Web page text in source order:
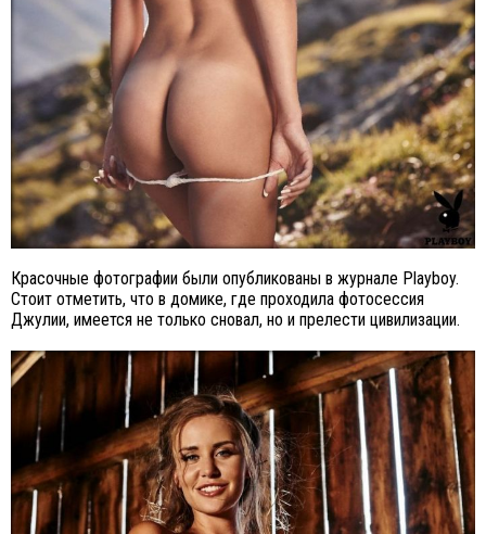
Красочные фотографии были опубликованы в журнале Playboy.
Стоит отметить, что в домике, где проходила фотосессия
Джулии, имеется не только сновал, но и прелести цивилизации.